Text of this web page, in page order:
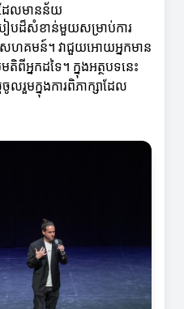
ដែលមានន័យ
ៀបដ៏សំខាន់មួយសម្រាប់ការ
ហគមន៍។ វាជួយអោយអ្នកមាន
ពីអ្នកដទៃ។ ក្នុងអត្ថបទនេះ
រួមក្នុងការពិភាក្សាដែល